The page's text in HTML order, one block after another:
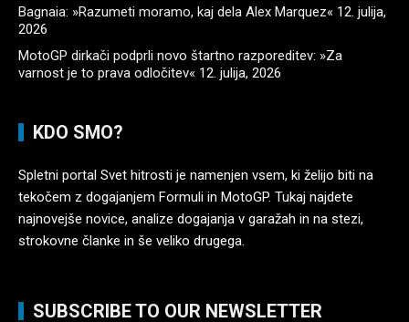
Bagnaia: »Razumeti moramo, kaj dela Alex Marquez« 12. julija,
2026
MotoGP dirkači podprli novo štartno razporeditev: »Za
varnost je to prava odločitev« 12. julija, 2026
KDO SMO?
Spletni portal Svet hitrosti je namenjen vsem, ki želijo biti na
tekočem z dogajanjem Formuli in MotoGP. Tukaj najdete
najnovejše novice, analize dogajanja v garažah in na stezi,
strokovne članke in še veliko drugega.
SUBSCRIBE TO OUR NEWSLETTER